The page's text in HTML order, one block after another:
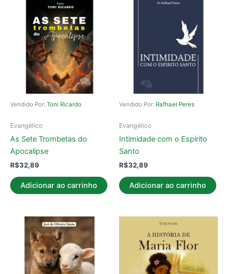
Vendido Por: Toni Ricardo
Evangélico
As Sete Trombetas do
Apocalipse
R$32,89
Adicionar ao carrinho
Vendido Por: Rafhael Peres
Evangélico
Intimidade com o Espírito
Santo
R$32,89
Adicionar ao carrinho